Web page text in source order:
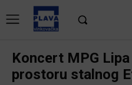
Koncert MPG
prostoru stalnog